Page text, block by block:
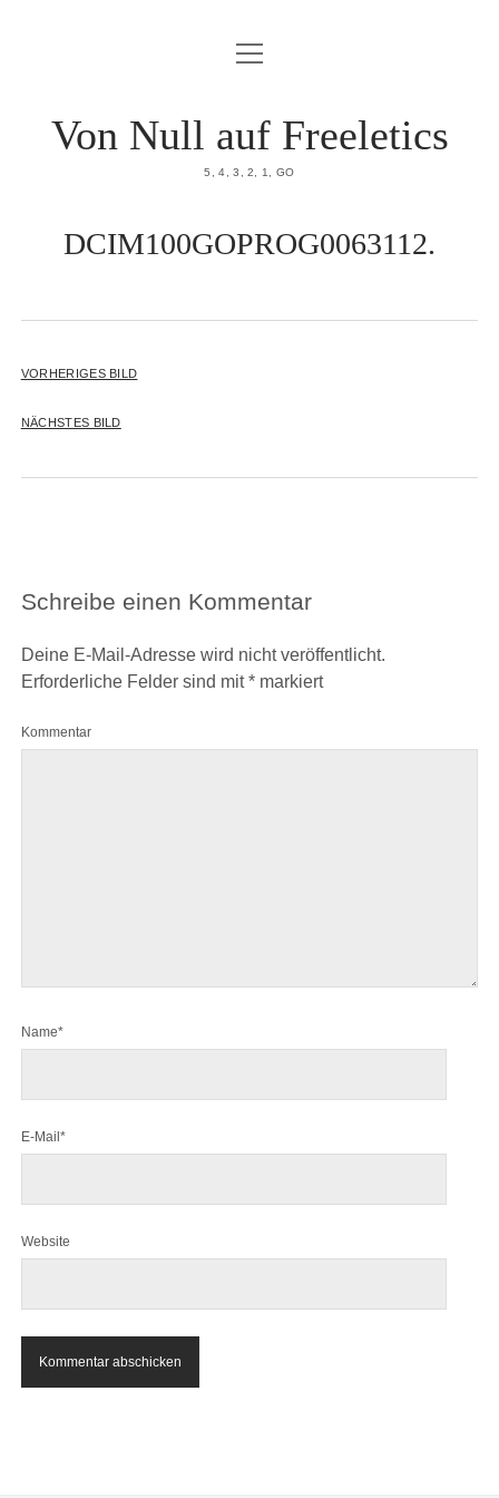
HOME
Menü
öffnen
Von Null auf Freeletics
5, 4, 3, 2, 1, GO
DCIM100GOPROG0063112.
VORHERIGES BILD
NÄCHSTES BILD
Schreibe einen Kommentar
Deine E-Mail-Adresse wird nicht veröffentlicht.
Erforderliche Felder sind mit*markiert
Kommentar
Name*
E-Mail*
Website